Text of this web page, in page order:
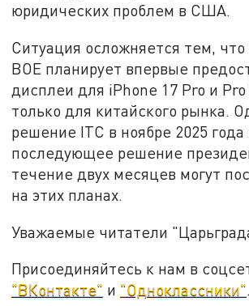
юридических проблем в США.
Ситуация осложняется тем, что
BOE планирует впервые
дисплеи для iPhone 17 Pro и Pro
только для китайского рынка.
решение ITC в ноябре 2025 года
последующее решение
течение двух месяцев могут
на этих планах.
Уважаемые читатели
Присоединяйтесь к нам в
"ВКонтакте" и "Одноклассники".